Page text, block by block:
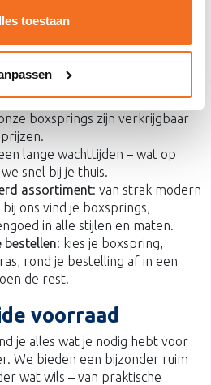
toestaan
voor de boxsprings
Boxspringvoorraad?
we gemak met service
boxsprings zijn verkrijgbaar
lange wachttijden – wat op
snel bij je thuis.
assortiment: van strak modern
ons vind je boxsprings,
in alle stijlen en maten.
bestellen: kies je boxspring,
rond je bestelling af in een
de rest.
voorraad
je alles wat je nodig hebt voor
We bieden een bijzonder ruim
wat wils – van praktische